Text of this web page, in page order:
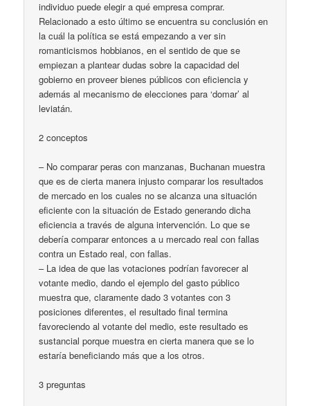
individuo puede elegir a qué empresa comprar.
Relacionado a esto último se encuentra su conclusión en
la cuál la política se está empezando a ver sin
romanticismos hobbianos, en el sentido de que se
empiezan a plantear dudas sobre la capacidad del
gobierno en proveer bienes públicos con eficiencia y
además al mecanismo de elecciones para ‘domar’ al
leviatán.
2 conceptos
– No comparar peras con manzanas, Buchanan muestra
que es de cierta manera injusto comparar los resultados
de mercado en los cuales no se alcanza una situación
eficiente con la situación de Estado generando dicha
eficiencia a través de alguna intervención. Lo que se
debería comparar entonces a u mercado real con fallas
contra un Estado real, con fallas.
– La idea de que las votaciones podrían favorecer al
votante medio, dando el ejemplo del gasto público
muestra que, claramente dado 3 votantes con 3
posiciones diferentes, el resultado final termina
favoreciendo al votante del medio, este resultado es
sustancial porque muestra en cierta manera que se lo
estaría beneficiando más que a los otros.
3 preguntas